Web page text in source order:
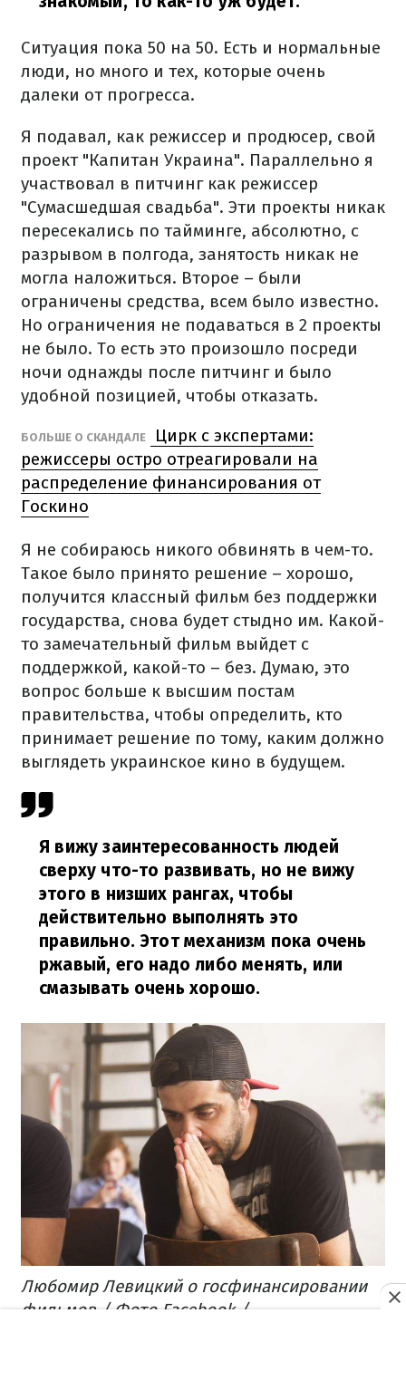
Ситуация пока 50 на 50. Есть и нормальные
люди, но много и тех, которые очень
далеки от прогресса.
Я подавал, как режиссер и продюсер, свой
проект "Капитан Украина". Параллельно я
участвовал в питчинг как режиссер
"Сумасшедшая свадьба". Эти проекты никак
пересекались по тайминге, абсолютно, с
разрывом в полгода, занятость никак не
могла наложиться. Второе – были
ограничены средства, всем было известно.
Но ограничения не подаваться в 2 проекты
не было. То есть это произошло посреди
ночи однажды после питчинг и было
удобной позицией, чтобы отказать.
БОЛЬШЕ О СКАНДАЛЕ
Цирк с экспертами:
режиссеры остро отреагировали на
распределение финансирования от
Госкино
Я не собираюсь никого обвинять в чем-то.
Такое было принято решение – хорошо,
получится классный фильм без поддержки
государства, снова будет стыдно им. Какой-
то замечательный фильм выйдет с
поддержкой, какой-то – без. Думаю, это
вопрос больше к высшим постам
правительства, чтобы определить, кто
принимает решение по тому, каким должно
выглядеть украинское кино в будущем.
Я вижу заинтересованность людей
сверху что-то развивать, но не вижу
этого в низших рангах, чтобы
действительно выполнять это
правильно. Этот механизм пока очень
ржавый, его надо либо менять, или
смазывать очень хорошо.
Любомир Левицкий о госфинансировании
фильмов / Фото Facebook /